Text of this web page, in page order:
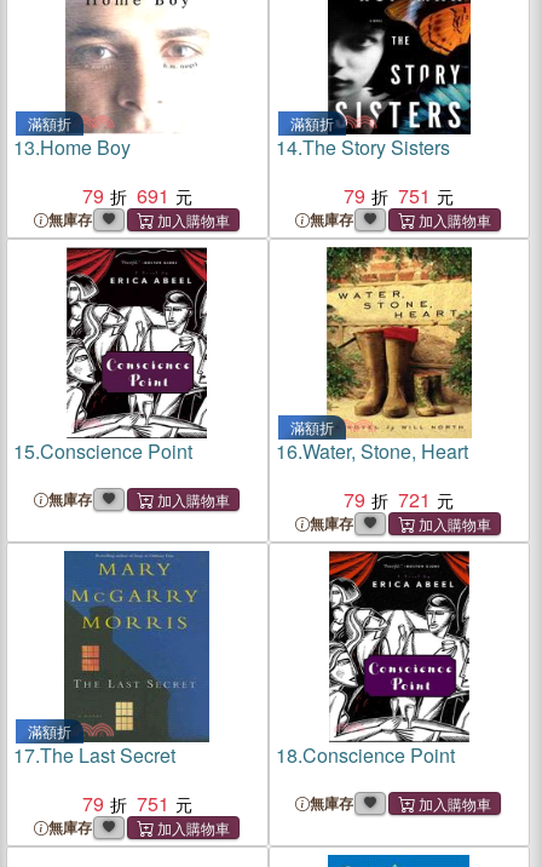
滿額折
13.Home Boy
79
691
無庫存
滿額折
14.The Story Sisters
79
751
無庫存
15.Conscience Point
無庫存
滿額折
16.Water, Stone, Heart
79
721
無庫存
滿額折
17.The Last Secret
79
751
無庫存
18.Conscience Point
無庫存